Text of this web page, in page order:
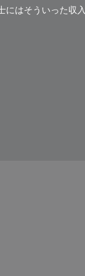
にはそういった収